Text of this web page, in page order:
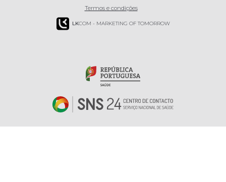
Termos e condições
LKCOM - MARKETING OF TOMORROW